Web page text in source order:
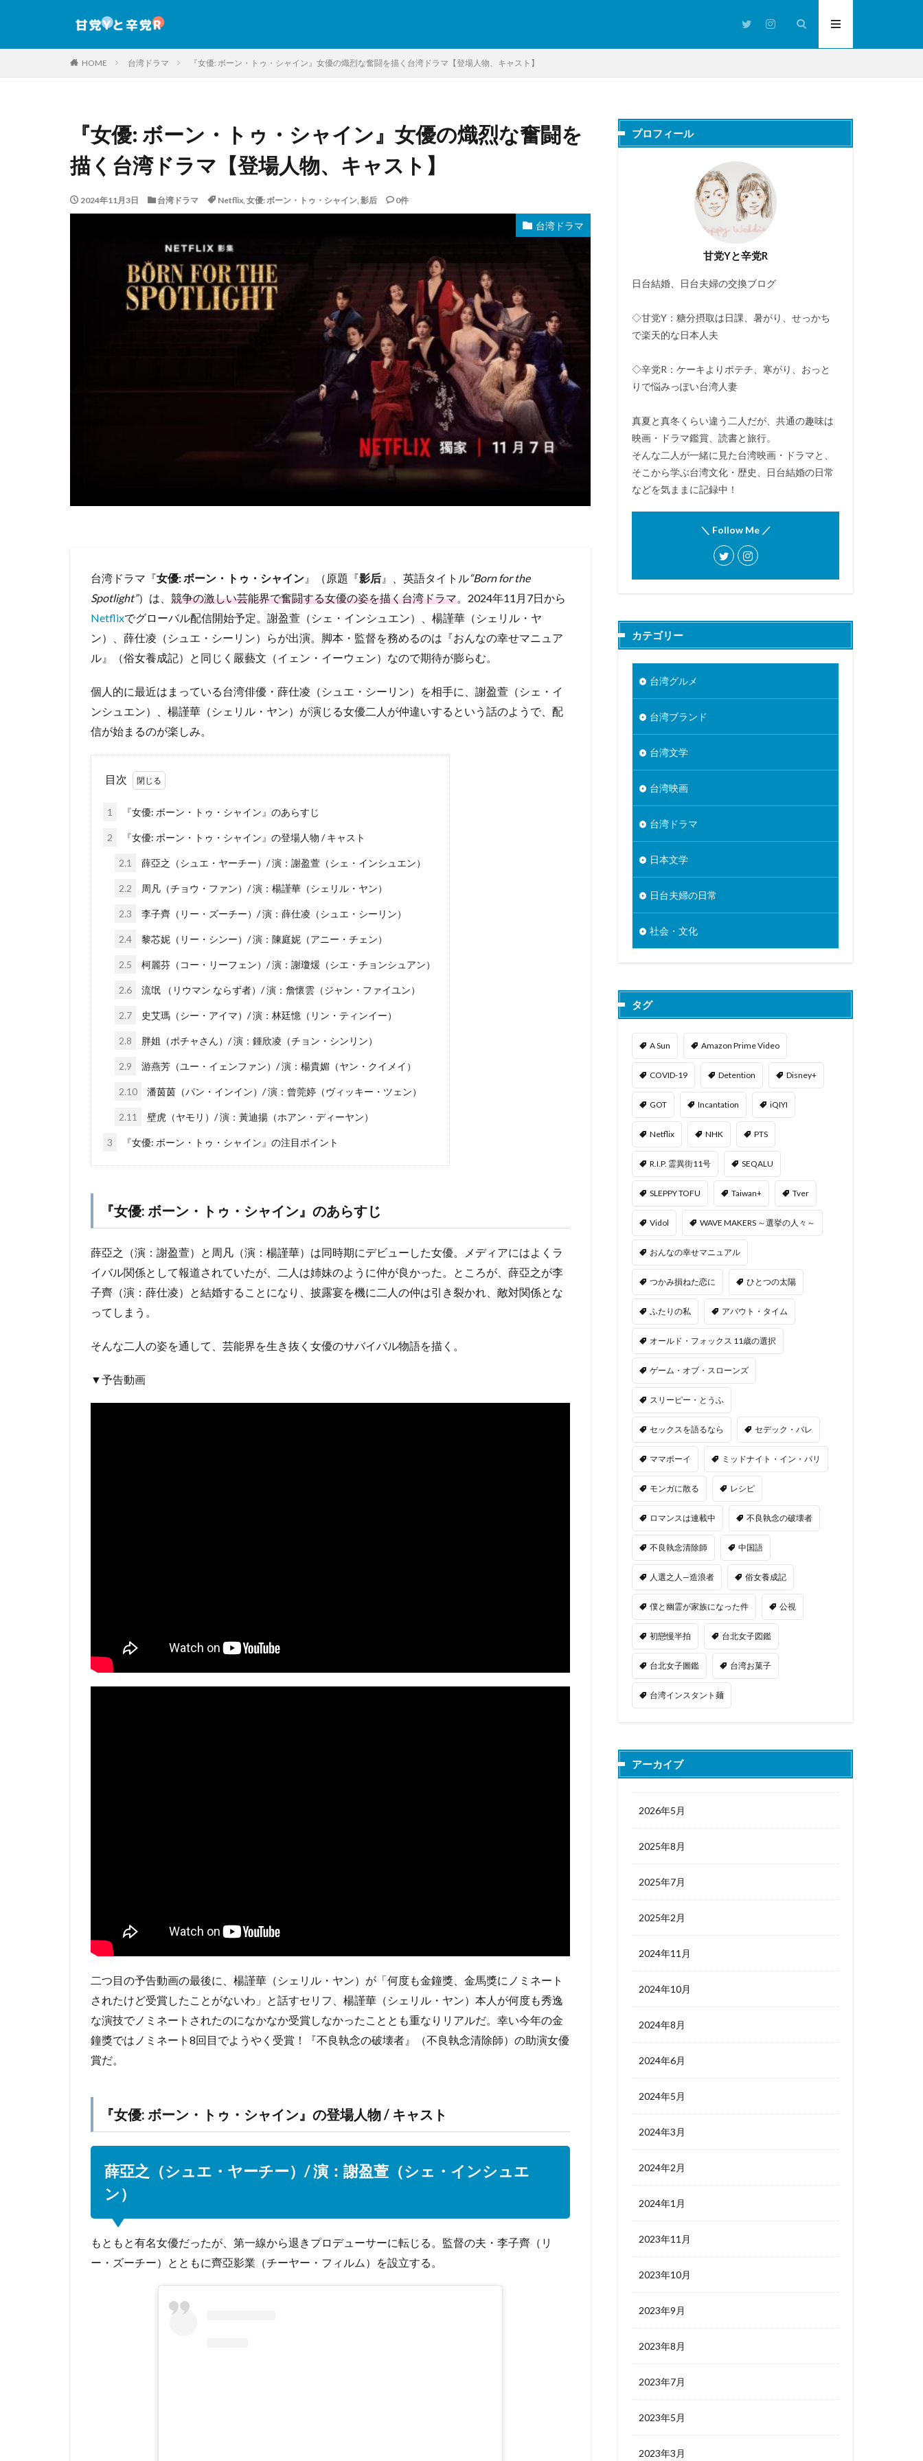
HOME 台湾ドラマ 『女優: ボーン・トゥ・シャイン』女優の熾烈な奮闘を描く台湾ドラマ【登場人物、キャスト】
『女優: ボーン・トゥ・シャイン』女優の熾烈な奮闘を
描く台湾ドラマ【登場人物、キャスト】
2024年11月3日 台湾ドラマ Netflix, 女優: ボーン・トゥ・シャイン, 影后 0件
台湾ドラマ
台湾ドラマ『女優: ボーン・トゥ・シャイン 』（原題『影后 』、英語タイトル“Born for the
Spotlight”）は、 競争の激しい芸能界で奮闘する女優の姿を描く台湾ドラマ。2024年11月7日から
Netflixでグローバル配信開始予定。謝盈萱（シェ・インシュエン）、楊謹華（シェリル・ヤ
ン）、薛仕凌（シュエ・シーリン）らが出演。脚本・監督を務めるのは『おんなの幸せマニュア
ル』（俗女養成記）と同じく嚴藝文（イェン・イーウェン）なので期待が膨らむ。
個人的に最近はまっている台湾俳優・薛仕凌（シュエ・シーリン）を相手に、謝盈萱（シェ・イ
ンシュエン）、楊謹華（シェリル・ヤン）が演じる女優二人が仲違いするという話のようで、配
信が始まるのが楽しみ。
目次
1 『女優: ボーン・トゥ・シャイン』のあらすじ
2 『女優: ボーン・トゥ・シャイン』の登場人物 / キャスト
2.1 薛亞之（シュエ・ヤーチー）/ 演：謝盈萱（シェ・インシュエン）
2.2 周凡（チョウ・ファン）/ 演：楊謹華（シェリル・ヤン）
2.3 李子齊（リー・ズーチー）/ 演：薛仕凌（シュエ・シーリン）
2.4 黎芯妮（リー・シンー）/ 演：陳庭妮（アニー・チェン）
2.5 柯麗芬（コー・リーフェン）/ 演：謝瓊煖（シエ・チョンシュアン）
2.6 流氓 （リウマン ならず者）/ 演：詹懷雲（ジャン・ファイユン）
2.7 史艾瑪（シー・アイマ）/ 演：林廷憶（リン・ティンイー）
2.8 胖姐（ポチャさん）/ 演：鍾欣凌（チョン・シンリン）
2.9 游燕芳（ユー・イェンファン）/ 演：楊貴媚（ヤン・クイメイ）
2.10 潘茵茵（パン・インイン）/ 演：曾莞婷（ヴィッキー・ツェン）
2.11 壁虎（ヤモリ）/ 演：黃迪揚（ホアン・ディーヤン）
3 『女優: ボーン・トゥ・シャイン』の注目ポイント
『女優: ボーン・トゥ・シャイン』のあらすじ
薛亞之（演：謝盈萱）と周凡（演：楊謹華）は同時期にデビューした女優。メディアにはよくラ
イバル関係として報道されていたが、二人は姉妹のように仲が良かった。ところが、薛亞之が李
子齊（演：薛仕凌）と結婚することになり、披露宴を機に二人の仲は引き裂かれ、敵対関係とな
ってしまう。
そんな二人の姿を通して、芸能界を生き抜く女優のサバイバル物語を描く。
▼予告動画
二つ目の予告動画の最後に、楊謹華（シェリル・ヤン）が「何度も金鐘獎、金馬獎にノミネート
されたけど受賞したことがないわ」と話すセリフ、楊謹華（シェリル・ヤン）本人が何度も秀逸
な演技でノミネートされたのになかなか受賞しなかったこととも重なりリアルだ。幸い今年の金
鐘獎ではノミネート8回目でようやく受賞！『不良執念の破壊者』（不良執念清除師）の助演女優
賞だ。
『女優: ボーン・トゥ・シャイン』の登場人物 / キャスト
薛亞之（シュエ・ヤーチー）/ 演：謝盈萱（シェ・インシュエ
ン）
もともと有名女優だったが、第一線から退きプロデューサーに転じる。監督の夫・李子齊（リ
ー・ズーチー）とともに齊亞影業（チーヤー・フィルム）を設立する。
プロフィール
甘党Yと辛党R
日台結婚、日台夫婦の交換ブログ
◇甘党Y：糖分摂取は日課、暑がり、せっかち
で楽天的な日本人夫
◇辛党R：ケーキよりポテチ、寒がり、おっと
りで悩みっぽい台湾人妻
真夏と真冬くらい違う二人だが、共通の趣味は
映画・ドラマ鑑賞、読書と旅行。
そんな二人が一緒に見た台湾映画・ドラマと、
そこから学ぶ台湾文化・歴史、日台結婚の日常
などを気ままに記録中！
＼ Follow Me ／
カテゴリー
台湾グルメ
台湾ブランド
台湾文学
台湾映画
台湾ドラマ
日本文学
日台夫婦の日常
社会・文化
タグ
A Sun Amazon Prime Video
COVID-19 Detention Disney+
GOT Incantation iQIYI
Netflix NHK PTS
R.I.P. 霊異街11号 SEQALU
SLEPPY TOFU Taiwan+ Tver
Vidol WAVE MAKERS ～選挙の人々～
おんなの幸せマニュアル
つかみ損ねた恋に ひとつの太陽
ふたりの私 アバウト・タイム
オールド・フォックス 11歳の選択
ゲーム・オブ・スローンズ
スリーピー・とうふ
セックスを語るなら セデック・バレ
ママボーイ ミッドナイト・イン・パリ
モンガに散る レシピ
ロマンスは連載中 不良執念の破壊者
不良執念清除師 中国語
人選之人—造浪者 俗女養成記
僕と幽霊が家族になった件 公視
初戀慢半拍 台北女子図鑑
台北女子圖鑑 台湾お菓子
台湾インスタント麺
アーカイブ
2026年5月
2025年8月
2025年7月
2025年2月
2024年11月
2024年10月
2024年8月
2024年6月
2024年5月
2024年3月
2024年2月
2024年1月
2023年11月
2023年10月
2023年9月
2023年8月
2023年7月
2023年5月
2023年3月